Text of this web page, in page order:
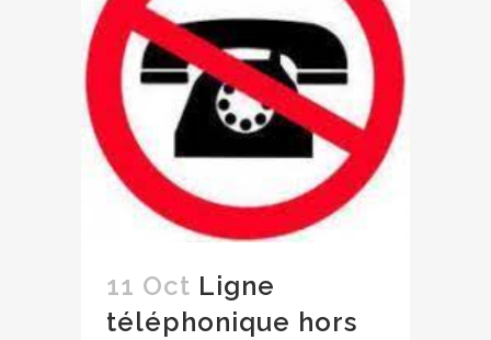
11 Oct Ligne
téléphonique hors